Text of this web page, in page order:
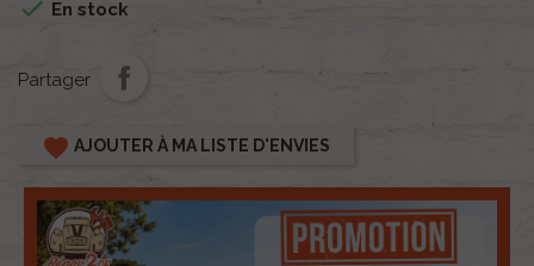
 En stock
Partager
favorite AJOUTER À MA LISTE D'ENVIES